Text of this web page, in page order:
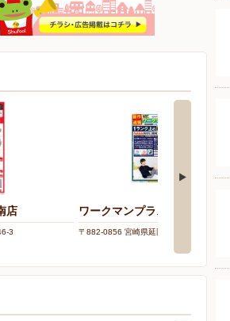
店
3
ワークマンプラス延岡店
〒882-0856 宮崎県延岡市出北一丁目16-25